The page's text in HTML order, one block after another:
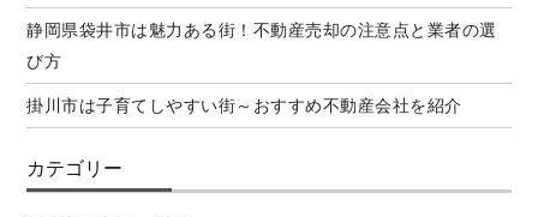
静岡県袋井市は魅力ある街！不動産売却の注意点と業者の選
び方
掛川市は子育てしやすい街～おすすめ不動産会社を紹介
カテゴリー